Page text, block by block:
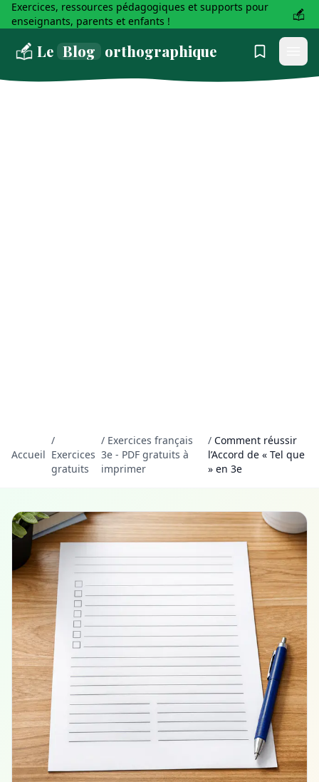
Exercices, ressources pédagogiques et supports pour
enseignants, parents et enfants !
Le Blog orthographique
Accueil
/
Exercices
gratuits
/ Exercices français
3e - PDF gratuits à
imprimer
/ Comment réussir
l’Accord de « Tel que
» en 3e